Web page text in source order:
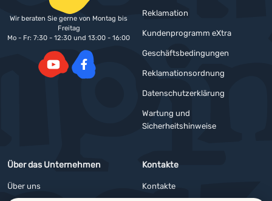
Reklamation
Kundenprogramm eXtra
Geschäftsbedingungen
Reklamationsordnung
Datenschutzerklärung
Wartung und
Sicherheitshinweise
Über das Unternehmen
Über uns
Kontakte
Kontakte
Wir beraten Sie gerne von Montag bis
Freitag
Mo - Fr: 7:30 - 12:30 und 13:00 - 16:00